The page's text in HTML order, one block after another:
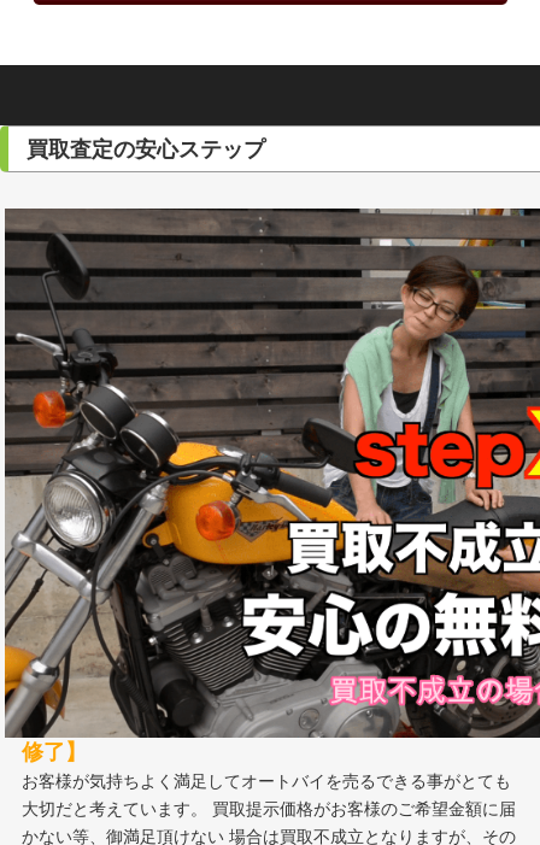
買取査定の安心ステップ
【リピーターやご紹介のお客様が非常に多い】の
は、お客様の立場に立った誠実な査定と相場以上での高額査定が
評価されてのことだと自負しております。
事実、パッションのバイク買取査定はお客様満足度95％超！
弊社パッションは最高の接客と特別な買取価格で常にお客様満足
度No1を追求しています。
【当社の査定員はみんな査定資格とマナー講習を
修了】
お客様が気持ちよく満足してオートバイを売るできる事がとても
大切だと考えています。 買取提示価格がお客様のご希望金額に届
かない等、御満足頂けない 場合は買取不成立となりますが、その